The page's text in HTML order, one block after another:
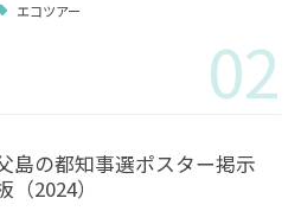
エコツアー
02
島の都知事選ポスター掲示
（2024）